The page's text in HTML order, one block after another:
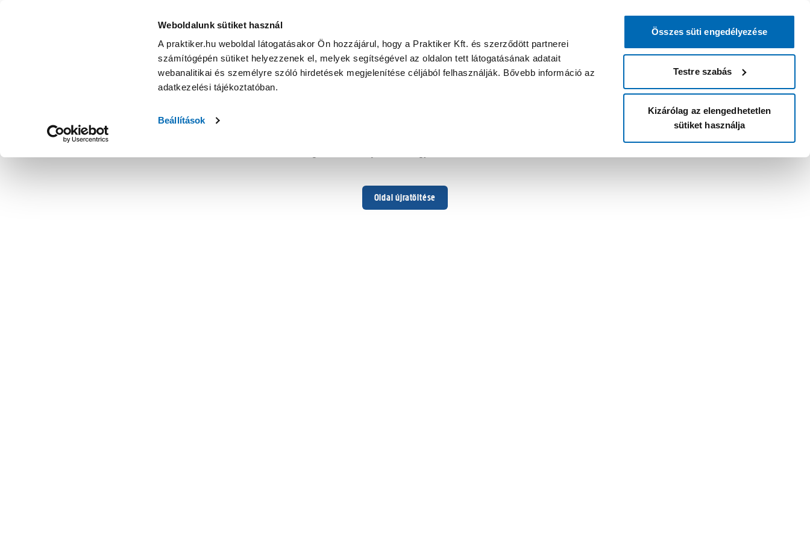
Weboldalunk sütiket használ
A praktiker.hu weboldal látogatásakor Ön hozzájárul, hogy a Praktiker Kft. és szerződött partnerei
számítógépén sütiket helyezzenek el, melyek segítségével az oldalon tett látogatásának adatait
webanalitikai és személyre szóló hirdetések megjelenítése céljából felhasználják. Bővebb információ az
adatkezelési tájékoztatóban.
Beállítások
Összes süti engedélyezése
Testre szabás
Kizárólag az elengedhetetlen
sütiket használja
Oldal újratöltése